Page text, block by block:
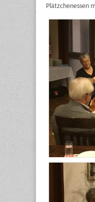
Plätzchenessen